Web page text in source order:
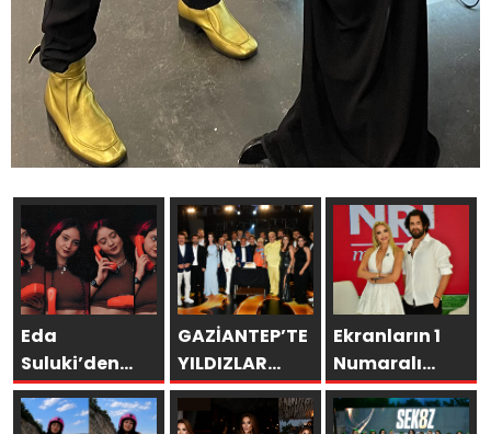
Eda
Suluki’den
Yeni Tekli:
“Cevapsız
GAZİANTEP’TE
YILDIZLAR
GEÇİDİ:
ŞAMDANCI VE
Ekranların 1
Numaralı
programı NR1
Magazin